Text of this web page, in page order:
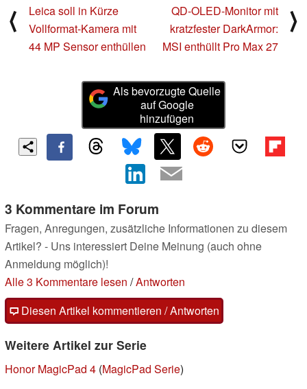
⟨
Leica soll in Kürze
Vollformat-Kamera mit
44 MP Sensor enthüllen
QD-OLED-Monitor mit
kratzfester DarkArmor:
MSI enthüllt Pro Max 27
⟩
Als bevorzugte Quelle
auf Google
hinzufügen
3 Kommentare im Forum
Fragen, Anregungen, zusätzliche Informationen zu diesem
Artikel? - Uns interessiert Deine Meinung (auch ohne
Anmeldung möglich)!
Alle 3 Kommentare lesen /Antworten
Diesen Artikel kommentieren / Antworten
Weitere Artikel zur Serie
Honor MagicPad 4 (MagicPad Serie)